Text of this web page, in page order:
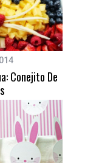
Conejito De